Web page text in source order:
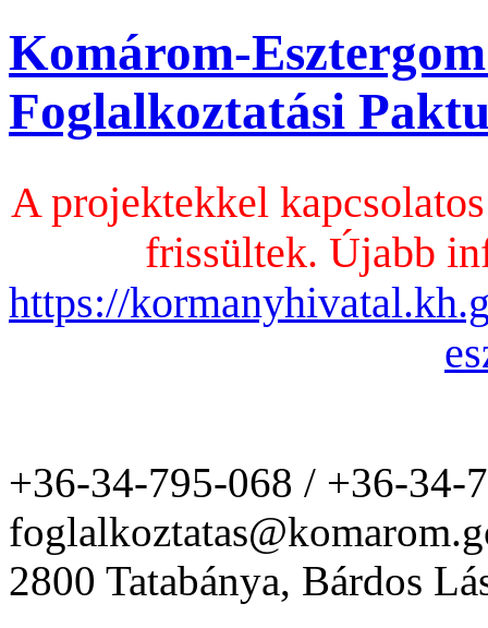
Komárom-
Foglalkoztatási
A projektekkel
frissültek. Újabb
https://
+36-34-795-068 / +36-34-
2800 Tatabánya, Bárdos